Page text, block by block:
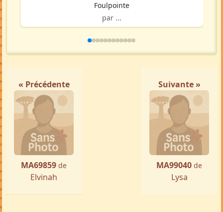
Foulpointe
par ...
« Précédente
MA69859 de
Elvinah
Suivante »
MA99040 de
Lysa